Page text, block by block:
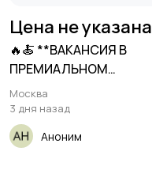
Цена не указана
🔥🍝 **ВАКАНСИЯ В
ПРЕМИАЛЬНОМ
ИТАЛЬЯНСКОМ
РЕСТОРАНЕ**
Москва
3 дня назад
Аноним